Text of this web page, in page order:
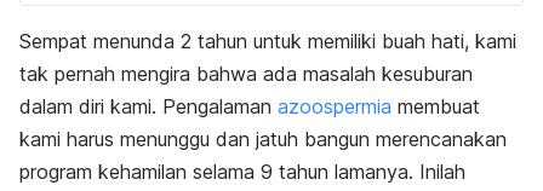
Sempat menunda 2 tahun untuk memiliki buah hati, kami
tak pernah mengira bahwa ada masalah kesuburan
dalam diri kami. Pengalaman azoospermia membuat
kami harus menunggu dan jatuh bangun merencanakan
program kehamilan selama 9 tahun lamanya. Inilah